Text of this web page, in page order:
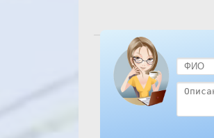
Посмотреть отель El